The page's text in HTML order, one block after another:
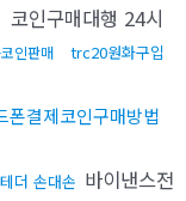
코인구매대행 24시
인판매 trc20원화구입
폰결제코인구매방법
테더 손대손 바이낸스전